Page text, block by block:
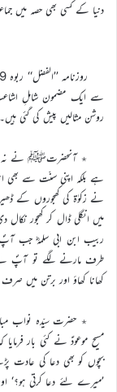
دنیا کے کسی بھی حصہ میں
سے ایک مضمون شاملِ
روشن مثالیں پیش کی گئی ہیں۔
٭ آنحضرتﷺ نے نہ صرف
ہے بلکہ اپنی سنّت سے بھی
نے زکوٰۃ کی کھجوروں کے
میں انگلی ڈال کر کھجور
ربیب ابن ابی سلمہؓ جب آپؐ
طرف مارنے لگے تو آپؐ نے
کھانا کھاؤ اور برتن میں
٭ حضرت سیّدہ نواب
مسیح موعودؑ نے کئی بار
بچوں کو بھی دعا کی عادت
’میرے لئے دعا کرتی ہو؟‘